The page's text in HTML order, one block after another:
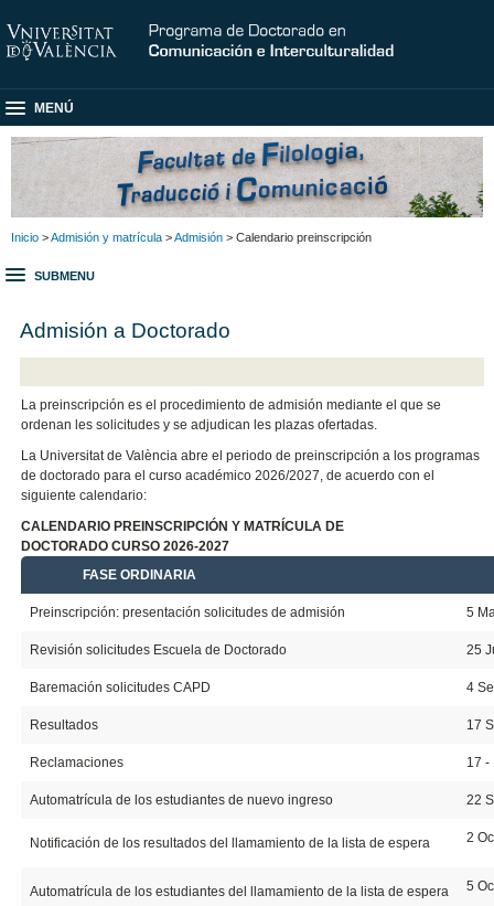
MENÚ
Inicio >Admisión y matrícula >Admisión > Calendario preinscripción
SUBMENU
Admisión a Doctorado
La preinscripción es el procedimiento de admisión mediante el que se
ordenan les solicitudes y se adjudican les plazas ofertadas.
La Universitat de València abre el periodo de preinscripción a los programas
de doctorado para el curso académico 2026/2027, de acuerdo con el
siguiente calendario:
CALENDARIO PREINSCRIPCIÓN Y MATRÍCULA DE
DOCTORADO CURSO 2026-2027
FASE ORDINARIA
Preinscripción: presentación solicitudes de admisión 5
Revisión solicitudes Escuela de Doctorado 25
Baremación solicitudes CAPD 4
Resultados 17
Reclamaciones 17 -
Automatrícula de los estudiantes de nuevo ingreso 22
Notificación de los resultados del llamamiento de la lista de espera 2
Automatrícula de los estudiantes del llamamiento de la lista de espera 5